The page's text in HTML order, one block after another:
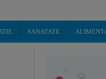
SANATATE